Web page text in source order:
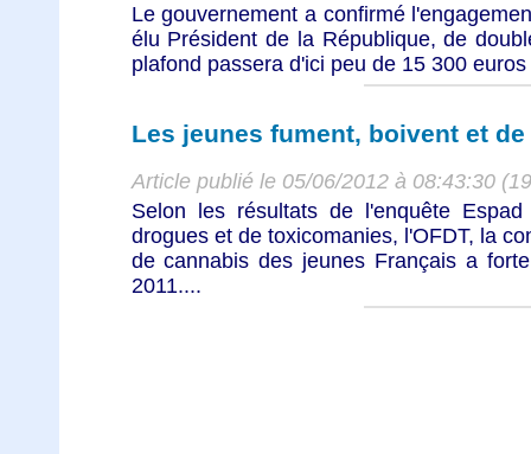
Le gouvernement a confirmé
élu Président de la République, de
plafond passera d'ici peu de 15 300
Les jeunes fument, boivent et
Article publié le 05/06/2012 à 08:43:30
Selon les résultats de l'enquête
drogues et de toxicomanies, l'OFDT, la
de cannabis des jeunes Français a
2011....